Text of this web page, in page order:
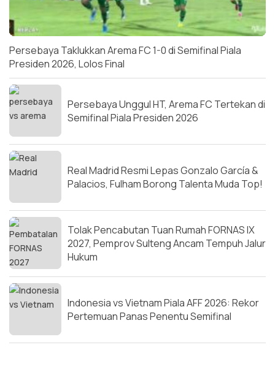
Persebaya Taklukkan Arema FC 1-0 di Semifinal Piala
Presiden 2026, Lolos Final
Persebaya Unggul HT, Arema FC Tertekan di
Semifinal Piala Presiden 2026
Real Madrid Resmi Lepas Gonzalo García &
Palacios, Fulham Borong Talenta Muda Top!
Tolak Pencabutan Tuan Rumah FORNAS IX
2027, Pemprov Sulteng Ancam Tempuh Jalur
Hukum
Indonesia vs Vietnam Piala AFF 2026: Rekor
Pertemuan Panas Penentu Semifinal